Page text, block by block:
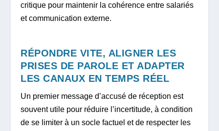
critique pour maintenir la cohérence entre salariés
et communication externe.
RÉPONDRE VITE, ALIGNER LES
PRISES DE PAROLE ET ADAPTER
LES CANAUX EN TEMPS RÉEL
Un premier message d’accusé de réception est
souvent utile pour réduire l’incertitude, à condition
de se limiter à un socle factuel et de respecter les